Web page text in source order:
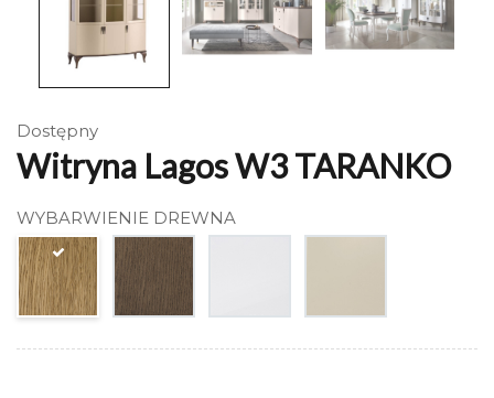
Dostępny
Witryna Lagos W3 TARANKO
WYBARWIENIE DREWNA